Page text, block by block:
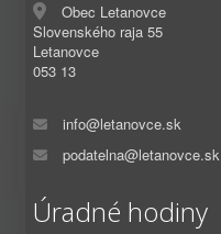
Obec Letanovce
Slovenského raja 55
Letanovce
053 13
info@letanovce.sk
podatelna@letanovce.sk
Úradné hodiny